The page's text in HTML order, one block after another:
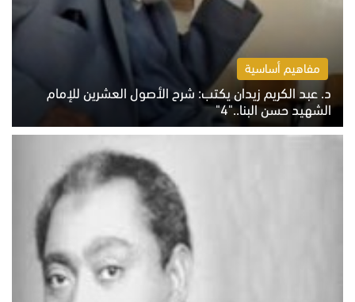
مفاهيم أساسية
د. عبد الكريم زيدان يكتب: شرح الأصول العشرين للإمام
الشهيد حسن البنا.."4"
الخميس 6 أغسطس 2026 10:27 ص